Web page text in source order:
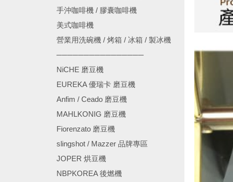
手沖咖啡機 / 膠囊咖啡機
美式咖啡機
營業用洗碗機 / 烤箱 / 冰箱 / 製冰機
────────────────
NiCHE 磨豆機
EUREKA 優瑞卡 磨豆機
Anfim / Ceado 磨豆機
MAHLKONIG 磨豆機
Fiorenzato 磨豆機
slingshot / Mazzer 品牌專區
JOPER 烘豆機
NBPKOREA 後燃機